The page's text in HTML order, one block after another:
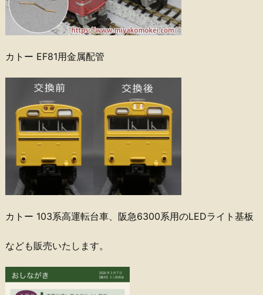
カトー EF81用金属配管
カトー 103系高運転台車、阪急6300系用のLEDライト基板
なども販売いたします。